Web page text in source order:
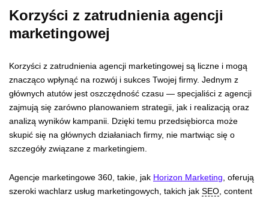
Korzyści z zatrudnienia agencji
marketingowej
Korzyści z zatrudnienia agencji marketingowej są liczne i mogą
znacząco wpłynąć na rozwój i sukces Twojej firmy. Jednym z
głównych atutów jest oszczędność czasu — specjaliści z agencji
zajmują się zarówno planowaniem strategii, jak i realizacją oraz
analizą wyników kampanii. Dzięki temu przedsiębiorca może
skupić się na głównych działaniach firmy, nie martwiąc się o
szczegóły związane z marketingiem.
Agencje marketingowe 360, takie, jak Horizon Marketing, oferują
szeroki wachlarz usług marketingowych, takich jak SEO, content